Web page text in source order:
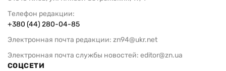
Телефон редакции:
+380 (44) 280-04-85
Электронная почта редакции: zn94@ukr.net
Электронная почта службы новостей: editor@zn.ua
СОЦСЕТИ